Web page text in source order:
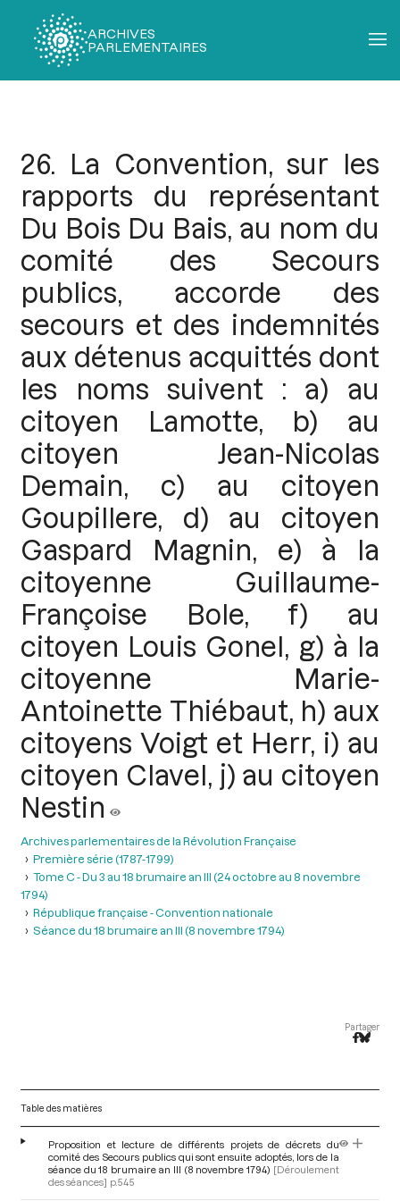
ARCHIVES
PARLEMENTAIRES
26. La Convention, sur les
rapports du représentant
Du Bois Du Bais, au nom du
comité des Secours
publics, accorde des
secours et des indemnités
aux détenus acquittés dont
les noms suivent : a) au
citoyen Lamotte, b) au
citoyen Jean-Nicolas
Demain, c) au citoyen
Goupillere, d) au citoyen
Gaspard Magnin, e) à la
citoyenne Guillaume-
Françoise Bole, f) au
citoyen Louis Gonel, g) à la
citoyenne Marie-
Antoinette Thiébaut, h) aux
citoyens Voigt et Herr, i) au
citoyen Clavel, j) au citoyen
Nestin
Archives parlementaires de la Révolution Française
Première série (1787-1799)
Tome C - Du 3 au 18 brumaire an III (24 octobre au 8 novembre
1794)
République française - Convention nationale
Séance du 18 brumaire an III (8 novembre 1794)
Partager
Table des matières
Proposition et lecture de différents projets de décrets du
comité des Secours publics qui sont ensuite adoptés, lors de la
séance du 18 brumaire an III (8 novembre 1794) [Déroulement
des séances] p.545